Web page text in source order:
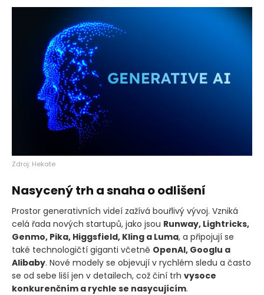
Zdroj: Hekate
Nasycený trh a snaha o odlišení
Prostor generativních videí zažívá bouřlivý vývoj. Vzniká
celá řada nových startupů, jako jsou Runway, Lightricks,
Genmo, Pika, Higgsfield, Kling a Luma, a připojují se
také technologičtí giganti včetně OpenAI, Googlu a
Alibaby. Nové modely se objevují v rychlém sledu a často
se od sebe liší jen v detailech, což činí trh vysoce
konkurenčním a rychle se nasycujícím.